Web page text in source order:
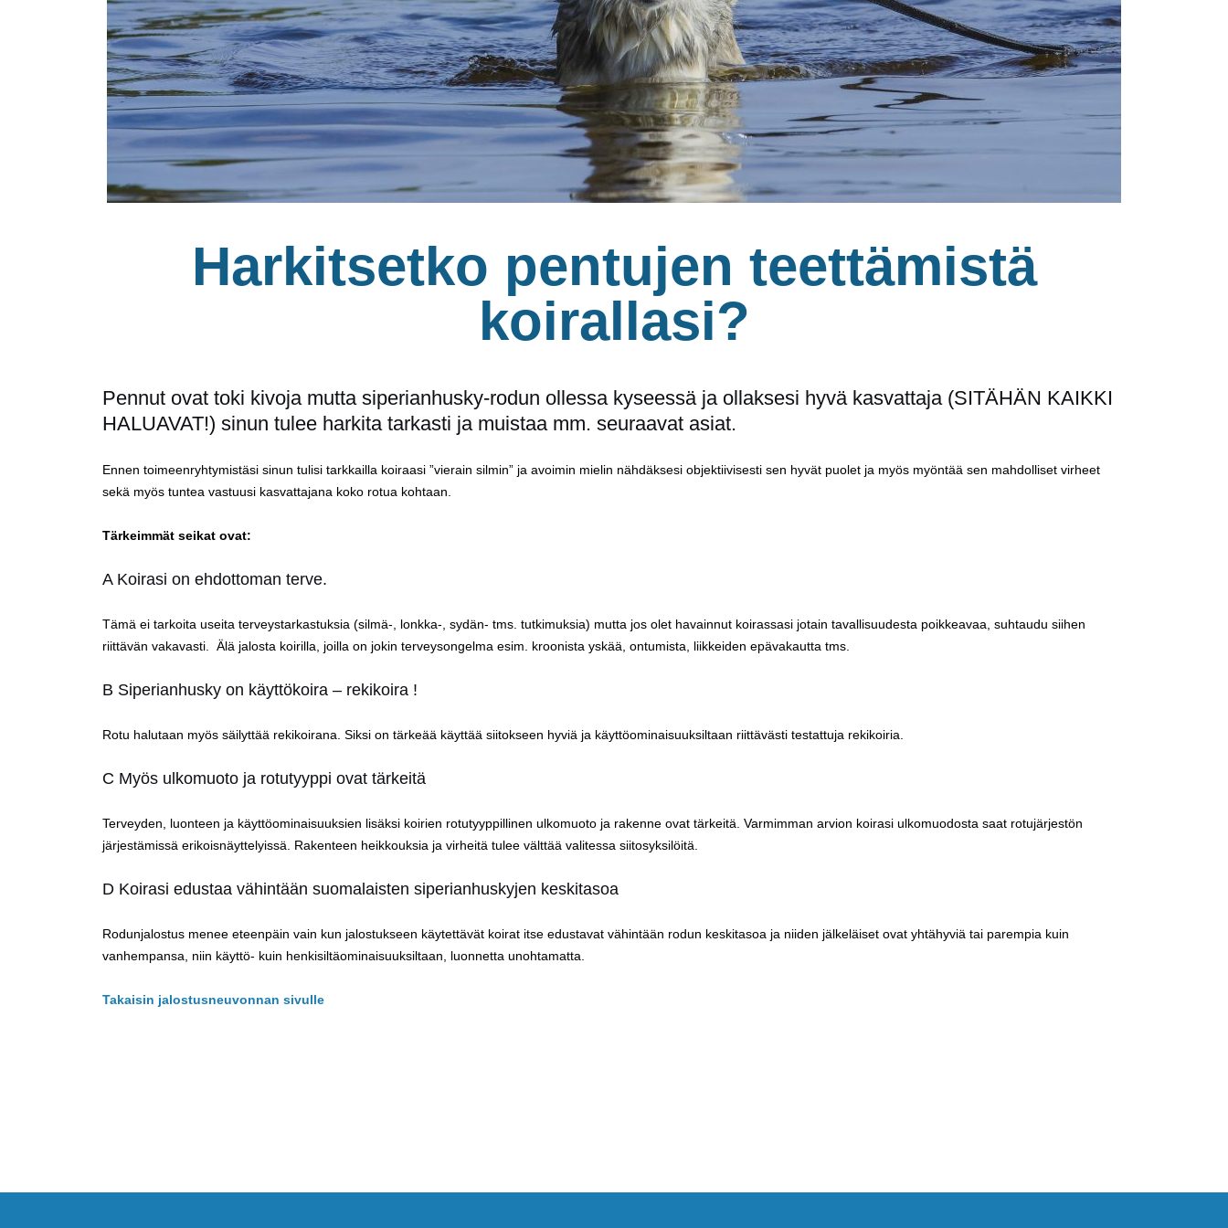
Harkitsetko pentujen teettämistä
koirallasi?
Pennut ovat toki kivoja mutta siperianhusky-rodun ollessa kyseessä ja ollaksesi hyvä kasvattaja (SITÄHÄN KAIKKI
HALUAVAT!) sinun tulee harkita tarkasti ja muistaa mm. seuraavat asiat.
Ennen toimeenryhtymistäsi sinun tulisi tarkkailla koiraasi ”vierain silmin” ja avoimin mielin nähdäksesi objektiivisesti sen hyvät puolet ja myös myöntää sen mahdolliset virheet
sekä myös tuntea vastuusi kasvattajana koko rotua kohtaan.
Tärkeimmät seikat ovat:
A Koirasi on ehdottoman terve.
Tämä ei tarkoita useita terveystarkastuksia (silmä-, lonkka-, sydän- tms. tutkimuksia) mutta jos olet havainnut koirassasi jotain tavallisuudesta poikkeavaa, suhtaudu siihen
riittävän vakavasti. Älä jalosta koirilla, joilla on jokin terveysongelma esim. kroonista yskää, ontumista, liikkeiden epävakautta tms.
B Siperianhusky on käyttökoira – rekikoira !
Rotu halutaan myös säilyttää rekikoirana. Siksi on tärkeää käyttää siitokseen hyviä ja käyttöominaisuuksiltaan riittävästi testattuja rekikoiria.
C Myös ulkomuoto ja rotutyyppi ovat tärkeitä
Terveyden, luonteen ja käyttöominaisuuksien lisäksi koirien rotutyyppillinen ulkomuoto ja rakenne ovat tärkeitä. Varmimman arvion koirasi ulkomuodosta saat rotujärjestön
järjestämissä erikoisnäyttelyissä. Rakenteen heikkouksia ja virheitä tulee välttää valitessa siitosyksilöitä.
D Koirasi edustaa vähintään suomalaisten siperianhuskyjen keskitasoa
Rodunjalostus menee eteenpäin vain kun jalostukseen käytettävät koirat itse edustavat vähintään rodun keskitasoa ja niiden jälkeläiset ovat yhtähyviä tai parempia kuin
vanhempansa, niin käyttö- kuin henkisiltäominaisuuksiltaan, luonnetta unohtamatta.
Takaisin jalostusneuvonnan sivulle